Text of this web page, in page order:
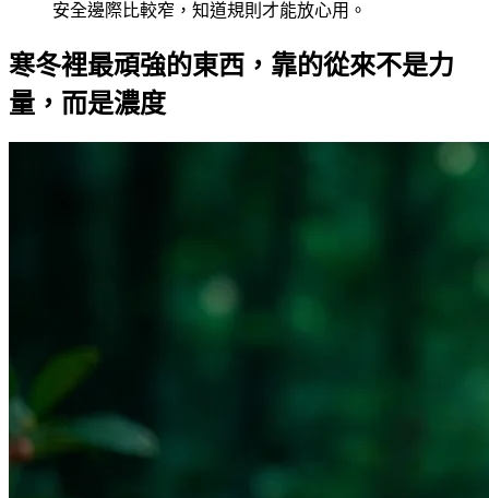
安全邊際比較窄，知道規則才能放心用。
寒冬裡最頑強的東西，靠的從來不是力
量，而是濃度